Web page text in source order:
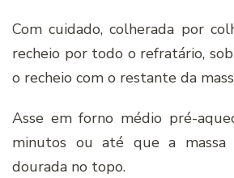
Com cuidado, colherada por
recheio por todo o refratário,
o recheio com o restante da
Asse em forno médio pré-
minutos ou até que a massa
dourada no topo.